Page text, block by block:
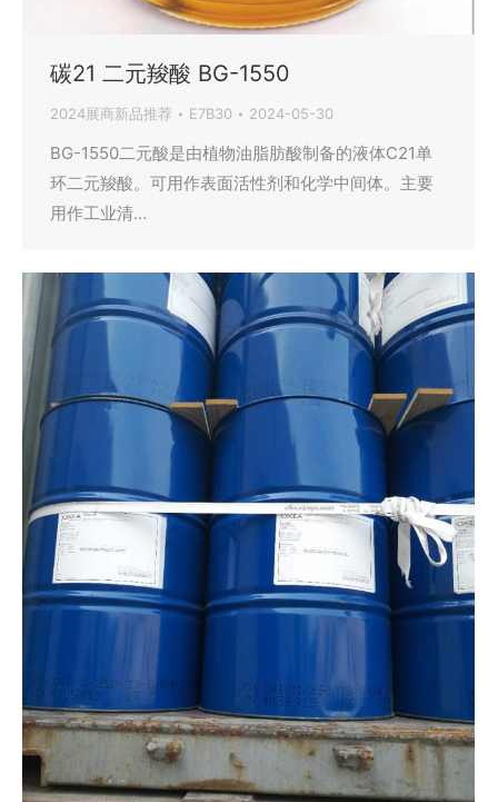
碳21 二元羧酸 BG-1550
2024展商新品推荐 E7B30 2024-05-30
BG-1550二元酸是由植物油脂肪酸制备的液体C21单
环二元羧酸。可用作表面活性剂和化学中间体。主要
用作工业清…